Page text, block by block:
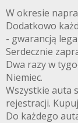
W okresie
Dodatkowo
- gwarancją
Serdecznie
Dwa razy w
Niemiec.
Wszystkie auta
rejestracji.
Do każdego